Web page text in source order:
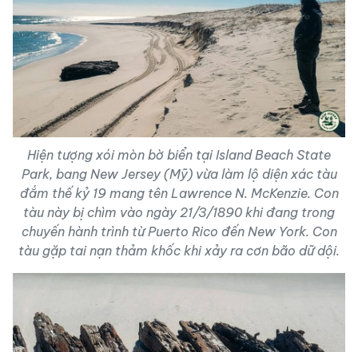
Hiện tượng xói mòn bờ biển tại Island Beach State
Park, bang New Jersey (Mỹ) vừa làm lộ diện xác tàu
đắm thế kỷ 19 mang tên Lawrence N. McKenzie. Con
tàu này bị chìm vào ngày 21/3/1890 khi đang trong
chuyến hành trình từ Puerto Rico đến New York. Con
tàu gặp tai nạn thảm khốc khi xảy ra cơn bão dữ dội.